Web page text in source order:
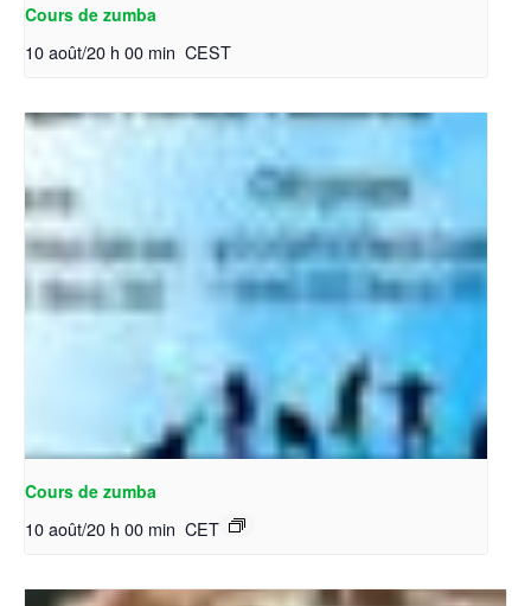
Cours de zumba
10 août/20 h 00 min CEST
Cours de zumba
10 août/20 h 00 min CET